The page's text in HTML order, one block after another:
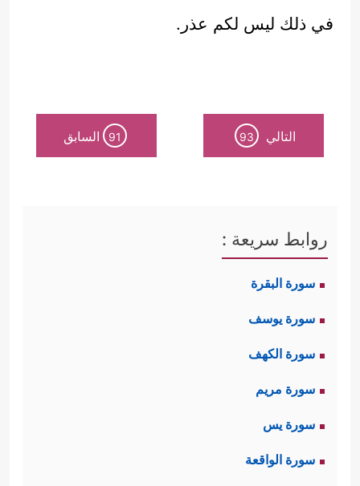
في ذلك ليس لكم عذر.
التالي 93
91 السابق
روابط سريعة :
سورة البقرة
سورة يوسف
سورة الكهف
سورة مريم
سورة يس
سورة الواقعة